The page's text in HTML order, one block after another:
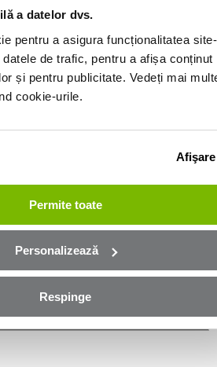
a datelor dvs.
pentru a asigura funcționalitatea
de trafic, pentru a afișa conținut
și pentru publicitate. Vedeți mai
cookie-urile.
Afişare
Permite toate
Personalizează
Respinge
și bucură-te de
dorită! Completează
te contactăm in cel mai scurt